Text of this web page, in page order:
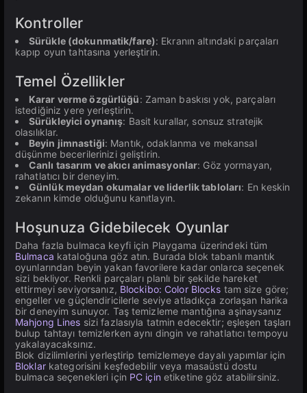
Kontroller
Sürükle (dokunmatik/fare): Ekranın altındaki parçaları
kapıp oyun tahtasına yerleştirin.
Temel Özellikler
Karar verme özgürlüğü: Zaman baskısı yok, parçaları
istediğiniz yere yerleştirin.
Sürükleyici oynanış: Basit kurallar, sonsuz stratejik
olasılıklar.
Beyin jimnastiği: Mantık, odaklanma ve mekansal
düşünme becerilerinizi geliştirin.
Canlı tasarım ve akıcı animasyonlar: Göz yormayan,
rahatlatıcı bir deneyim.
Günlük meydan okumalar ve liderlik tabloları: En keskin
zekanın kimde olduğunu kanıtlayın.
Hoşunuza Gidebilecek Oyunlar
Daha fazla bulmaca keyfi için Playgama üzerindeki tüm
Bulmaca kataloğuna göz atın. Burada blok tabanlı mantık
oyunlarından beyin yakan favorilere kadar onlarca seçenek
sizi bekliyor. Renkli parçaları planlı bir şekilde hareket
ettirmeyi seviyorsanız, Blockibo: Color Blocks tam size göre;
engeller ve güçlendiricilerle seviye atladıkça zorlaşan harika
bir deneyim sunuyor. Taş temizleme mantığına aşinaysanız
Mahjong Lines sizi fazlasıyla tatmin edecektir; eşleşen taşları
bulup tahtayı temizlerken aynı dingin ve rahatlatıcı tempoyu
yakalayacaksınız.
Blok dizilimlerini yerleştirip temizlemeye dayalı yapımlar için
Bloklarkategorisini keşfedebilir veya masaüstü dostu
bulmaca seçenekleri için PC için etiketine göz atabilirsiniz.